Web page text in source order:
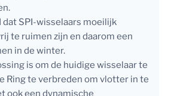
dat SPI-wisselaars moeilijk
te ruimen zijn en daarom een
in de winter.
is om de huidige wisselaar te
Ring te verbreden om vlotter in te
ook een dynamische